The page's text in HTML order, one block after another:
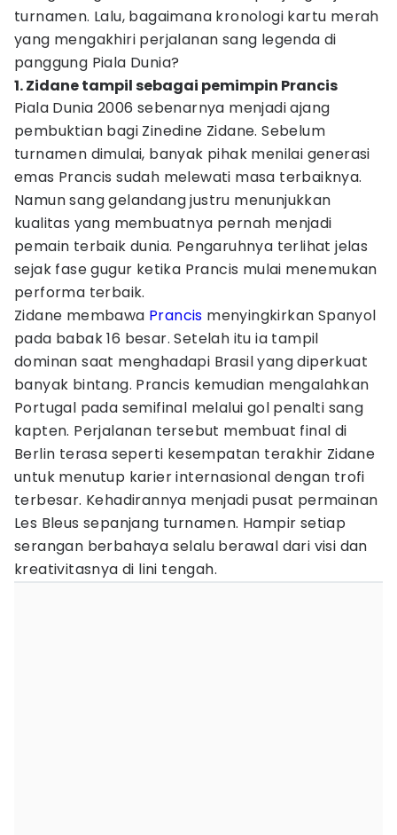
turnamen. Lalu, bagaimana kronologi kartu merah
yang mengakhiri perjalanan sang legenda di
panggung Piala Dunia?
1. Zidane tampil sebagai pemimpin Prancis
Piala Dunia 2006 sebenarnya menjadi ajang
pembuktian bagi Zinedine Zidane. Sebelum
turnamen dimulai, banyak pihak menilai generasi
emas Prancis sudah melewati masa terbaiknya.
Namun sang gelandang justru menunjukkan
kualitas yang membuatnya pernah menjadi
pemain terbaik dunia. Pengaruhnya terlihat jelas
sejak fase gugur ketika Prancis mulai menemukan
performa terbaik.
Zidane membawa Prancis menyingkirkan Spanyol
pada babak 16 besar. Setelah itu ia tampil
dominan saat menghadapi Brasil yang diperkuat
banyak bintang. Prancis kemudian mengalahkan
Portugal pada semifinal melalui gol penalti sang
kapten. Perjalanan tersebut membuat final di
Berlin terasa seperti kesempatan terakhir Zidane
untuk menutup karier internasional dengan trofi
terbesar. Kehadirannya menjadi pusat permainan
Les Bleus sepanjang turnamen. Hampir setiap
serangan berbahaya selalu berawal dari visi dan
kreativitasnya di lini tengah.